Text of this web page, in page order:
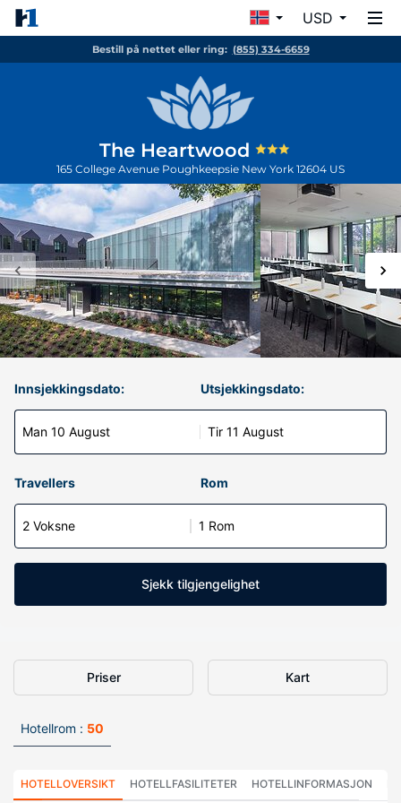
USD
Bestill på nettet eller ring: (855) 334-6659
The Heartwood
165 College Avenue Poughkeepsie New York 12604 US
Innsjekkingsdato:
Man 10 August
Utsjekkingsdato:
Tir 11 August
Travellers Rom
2 Voksne 1 Rom
Sjekk tilgjengelighet
Priser Kart
Hotellrom : 50
HOTELLOVERSIKT HOTELLFASILITETER HOTELLINFORMASJON